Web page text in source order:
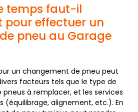
temps faut-il
pour effectuer un
pneu au Garage
un changement de pneu peut
facteurs tels que le type de
à remplacer, et les services
(équilibrage, alignement, etc.). En